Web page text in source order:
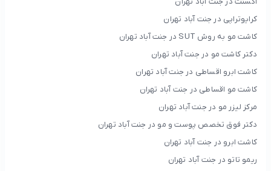
کرایوتراپی در جنت آباد تهران
کاشت مو به روش SUT در جنت آباد تهران
دکتر کاشت مو در جنت آباد تهران
کاشت ابرو اقساطی در جنت آباد تهران
کاشت مو اقساطی در جنت آباد تهران
مرکز لیزر مو در جنت آباد تهران
دکتر فوق تخصص پوست و مو در جنت آباد تهران
کاشت ابرو در جنت آباد تهران
ریمو تاتو در جنت آباد تهران